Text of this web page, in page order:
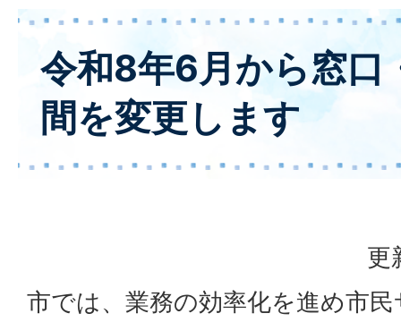
令和8年6月から窓口
間を変更します
更
市では、業務の効率化を進め市